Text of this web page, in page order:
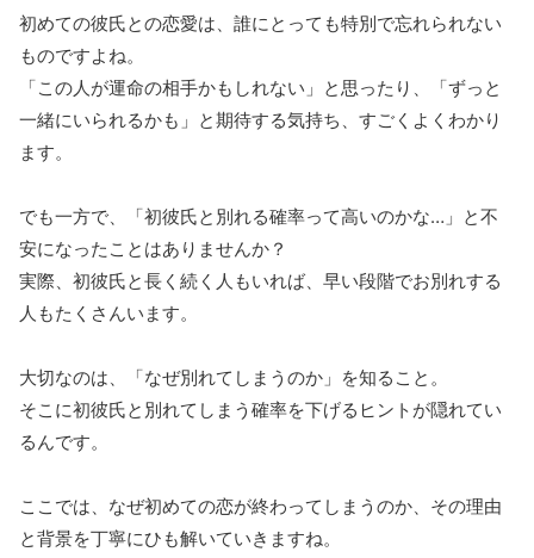
初めての彼氏との恋愛は、誰にとっても特別で忘れられない
ものですよね。
「この人が運命の相手かもしれない」と思ったり、「ずっと
一緒にいられるかも」と期待する気持ち、すごくよくわかり
ます。
でも一方で、「初彼氏と別れる確率って高いのかな…」と不
安になったことはありませんか？
実際、初彼氏と長く続く人もいれば、早い段階でお別れする
人もたくさんいます。
大切なのは、「なぜ別れてしまうのか」を知ること。
そこに初彼氏と別れてしまう確率を下げるヒントが隠れてい
るんです。
ここでは、なぜ初めての恋が終わってしまうのか、その理由
と背景を丁寧にひも解いていきますね。